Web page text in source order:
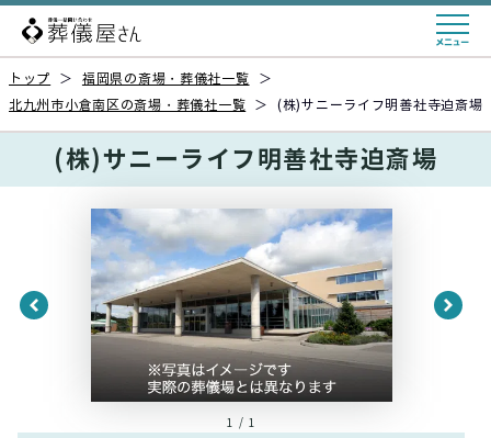
トップ ＞ 福岡県の斎場・葬儀社一覧
＞
北九州市小倉南区の斎場・葬儀社一覧 ＞ (株)サニーライフ明善社寺迫斎場
(株)サニーライフ明善社寺迫斎場
1 / 1